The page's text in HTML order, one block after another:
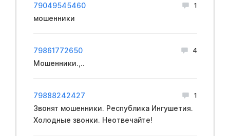
79049545460 1
мошенники
79861772650 4
Мошенники.,..
79888242427 1
Звонят мошенники. Республика Ингушетия.
Холодные звонки. Неотвечайте!